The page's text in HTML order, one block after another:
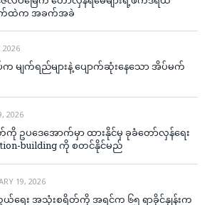
ထဲက အခက်အခဲ
2026
မျက်ရည်များနဲ့ ပျောက်ဆုံးနေသော အိပ်မက်
2026
ဥပဒေအောက်မှာ ထားနိုင်မှ ခုခံတော်လှန်ရေး
building ကို စတင်နိုင်မည်
19, 2026
ရေး အသုံးစရိတ်ကို အရင်က ၆၅ ရာခိုင်နှုန်းက